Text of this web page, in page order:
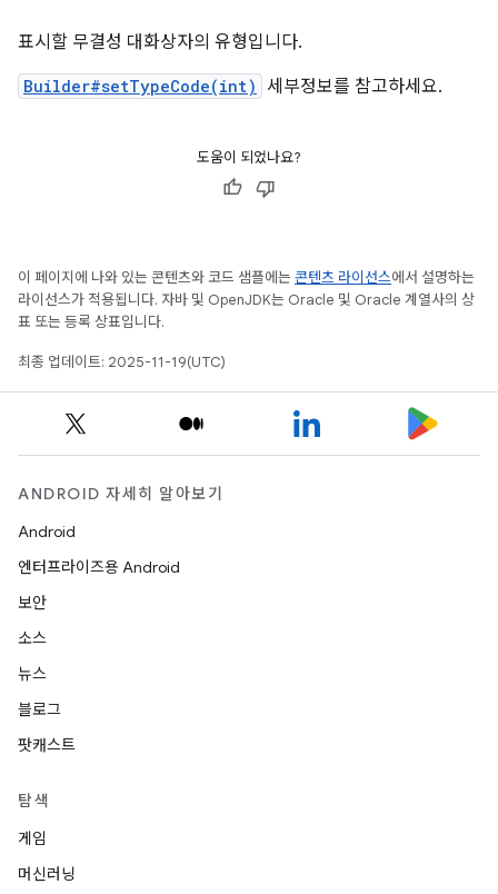
표시할 무결성 대화상자의 유형입니다.
Builder#setTypeCode(int) 세부정보를 참고하세요.
도움이 되었나요?
이 페이지에 나와 있는 콘텐츠와 코드 샘플에는 콘텐츠 라이선스에서 설명하는
라이선스가 적용됩니다. 자바 및 OpenJDK는 Oracle 및 Oracle 계열사의 상
표 또는 등록 상표입니다.
최종 업데이트: 2025-11-19(UTC)
ANDROID 자세히 알아보기
Android
엔터프라이즈용 Android
보안
소스
뉴스
블로그
팟캐스트
탐색
게임
머신러닝